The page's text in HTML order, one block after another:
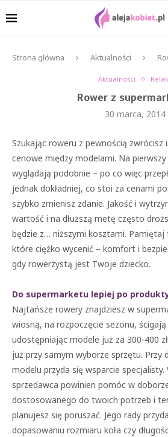
Strona główna Aktualności
Aktualności
Rower z
30 marca, 2014
Szukając roweru z pewnością zwrócisz
cenowe między modelami. Na
wyglądają podobnie – po co więc
jednak dokładniej, co stoi za cenami
szybko zmienisz zdanie. Jakość i
wartość i na dłuższą metę często
będzie z… niższymi kosztami. Pamiętaj
które ciężko wycenić – komfort i
gdy rowerzystą jest Twoje dziecko.
Do supermarketu lepiej po
Najtańsze rowery znajdziesz w
wiosną, na rozpoczęcie sezonu,
udostępniając modele już za 300-400
już przy samym wyborze sprzętu. Przy
modelu przyda się wsparcie
sprzedawca powinien pomóc w
dostosowanego do twoich potrzeb i
planujesz się poruszać. Jego rady
dopasowaniu rozmiaru koła czy